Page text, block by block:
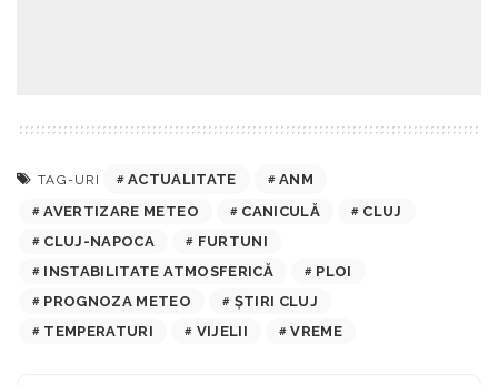
TAG-URI ACTUALITATE
ANM
AVERTIZARE METEO
CANICULĂ
CLUJ
CLUJ-NAPOCA
FURTUNI
INSTABILITATE ATMOSFERICĂ
PLOI
PROGNOZA METEO
ȘTIRI CLUJ
TEMPERATURI
VIJELII VREME